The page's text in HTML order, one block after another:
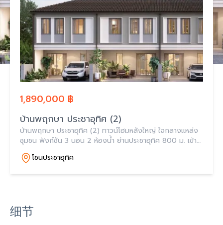
1,890,000 ฿
บ้านพฤกษา ประชาอุทิศ (2)
บ้านพฤกษา ประชาอุทิศ (2) ทาวน์โฮมหลังใหญ่ ใจกลางแหล่ง
ชุมชน ฟังก์ชัน 3 นอน 2 ห้องน้ำ ย่านประชาอุทิศ 800 ม. เข้า
ออกเมืองสะดวก ราคาเริ่ม 1.89 ล้านบาท
โซนประชาอุทิศ
细节